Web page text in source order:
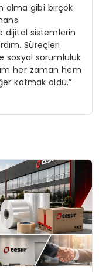
alma gibi birçok
dijital sistemlerin
Süreçleri
sosyal sorumluluk
her zaman hem
katmak oldu.”